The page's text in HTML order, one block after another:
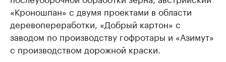
«Кроношпан» с двумя проектами в области
деревопереработки, «Добрый картон» с
заводом по производству гофротары и «Азимут»
с производством дорожной краски.